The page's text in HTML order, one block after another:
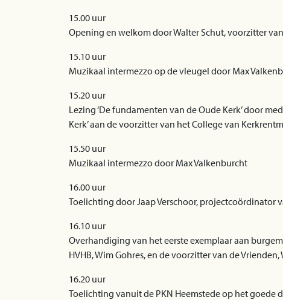
15.00 uur
Opening en welkom door Walter Schut, voorzitter
15.10 uur
Muzikaal intermezzo op de vleugel door Max
15.20 uur
Lezing ‘De fundamenten van de Oude Kerk’ door
Kerk’ aan de voorzitter van het College van
15.50 uur
Muzikaal intermezzo door Max Valkenburcht
16.00 uur
Toelichting door Jaap Verschoor,
16.10 uur
Overhandiging van het eerste exemplaar aan
HVHB, Wim Gohres, en de voorzitter van de Vrienden,
16.20 uur
Toelichting vanuit de PKN Heemstede op het goede